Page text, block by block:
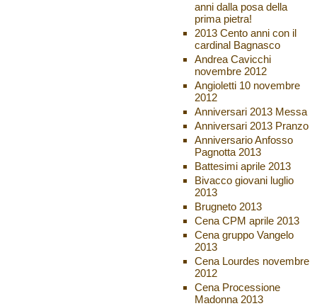
anni dalla posa della
prima pietra!
2013 Cento anni con il
cardinal Bagnasco
Andrea Cavicchi
novembre 2012
Angioletti 10 novembre
2012
Anniversari 2013 Messa
Anniversari 2013 Pranzo
Anniversario Anfosso
Pagnotta 2013
Battesimi aprile 2013
Bivacco giovani luglio
2013
Brugneto 2013
Cena CPM aprile 2013
Cena gruppo Vangelo
2013
Cena Lourdes novembre
2012
Cena Processione
Madonna 2013